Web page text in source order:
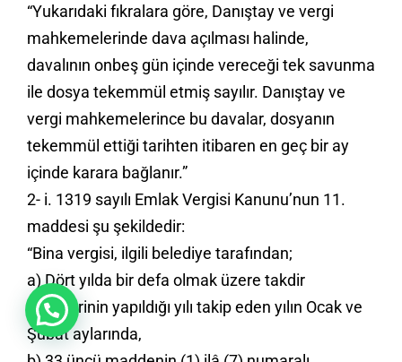
“Yukarıdaki fıkralara göre, Danıştay ve vergi
mahkemelerinde dava açılması halinde,
davalının onbeş gün içinde vereceği tek savunma
ile dosya tekemmül etmiş sayılır. Danıştay ve
vergi mahkemelerince bu davalar, dosyanın
tekemmül ettiği tarihten itibaren en geç bir ay
içinde karara bağlanır.”
2- i. 1319 sayılı Emlak Vergisi Kanunu’nun 11.
maddesi şu şekildedir:
“Bina vergisi, ilgili belediye tarafından;
a) Dört yılda bir defa olmak üzere takdir
işlemlerinin yapıldığı yılı takip eden yılın Ocak ve
Şubat aylarında,
Merhaba